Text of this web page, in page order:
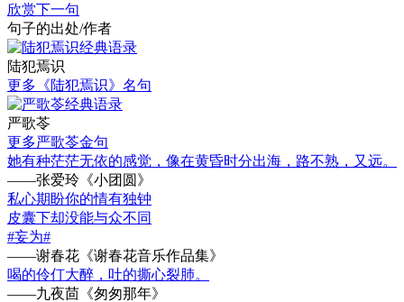
欣赏下一句
句子的出处/作者
陆犯焉识
更多《陆犯焉识》名句
严歌苓
更多严歌苓金句
她有种茫茫无依的感觉，像在黄昏时分出海，路不熟，又远。
——张爱玲《小团圆》
私心期盼你的情有独钟
皮囊下却没能与众不同
#妄为#
——谢春花《谢春花音乐作品集》
喝的伶仃大醉，吐的撕心裂肺。
——九夜茴《匆匆那年》